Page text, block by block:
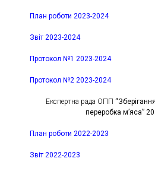
План роботи 2023-2024
Звіт 2023-2024
Протокол №1 2023-2024
Протокол №2 2023-2024
Експертна рада ОПП
переробка м’яса”
План роботи 2022-2023
Звіт 2022-2023